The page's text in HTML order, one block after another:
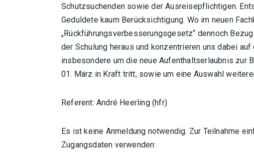
Schutzsuchenden sowie der Ausreisepflichtigen.
Geduldete kaum Berücksichtigung. Wo im neuen
„Rückführungsverbesserungsgesetz“ dennoch
der Schulung heraus und konzentrieren uns dabei
insbesondere um die neue Aufenthaltserlaubnis zur
01. März in Kraft tritt, sowie um eine Auswahl
Referent: André Heerling (hfr)
Es ist keine Anmeldung notwendig. Zur Teilnahme
Zugangsdaten verwenden: